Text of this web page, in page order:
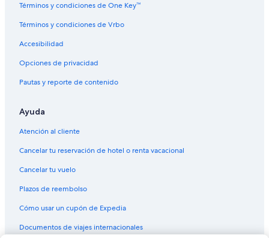
Términos y condiciones de One Key™
Términos y condiciones de Vrbo
Accesibilidad
Opciones de privacidad
Pautas y reporte de contenido
Ayuda
Atención al cliente
Cancelar tu reservación de hotel o renta vacacional
Cancelar tu vuelo
Plazos de reembolso
Cómo usar un cupón de Expedia
Documentos de viajes internacionales